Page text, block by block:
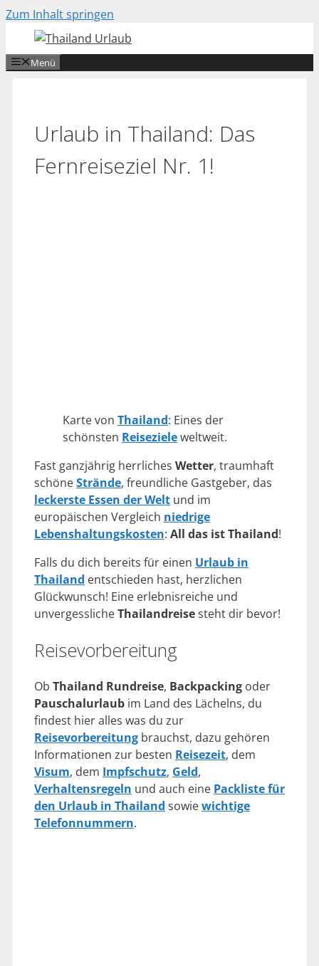
Zum Inhalt springen
Menü
Urlaub in Thailand: Das
Fernreiseziel Nr. 1!
Karte von Thailand: Eines der
schönsten Reisezieleweltweit.
Fast ganzjährig herrliches Wetter, traumhaft
schöneStrände, freundliche Gastgeber, das
leckerste Essen der Welt und im
europäischen Vergleich niedrige
Lebenshaltungskosten: All das ist Thailand!
Falls du dich bereits für einen Urlaub in
Thailand entschieden hast, herzlichen
Glückwunsch! Eine erlebnisreiche und
unvergesslicheThailandreisesteht dir bevor!
Reisevorbereitung
Ob Thailand Rundreise, Backpacking oder
Pauschalurlaub im Land des Lächelns, du
findest hier alles was du zur
Reisevorbereitung brauchst, dazu gehören
Informationen zur besten Reisezeit, dem
Visum, dem Impfschutz, Geld,
Verhaltensregeln und auch eine Packliste für
den Urlaub in Thailand sowiewichtige
Telefonnummern.